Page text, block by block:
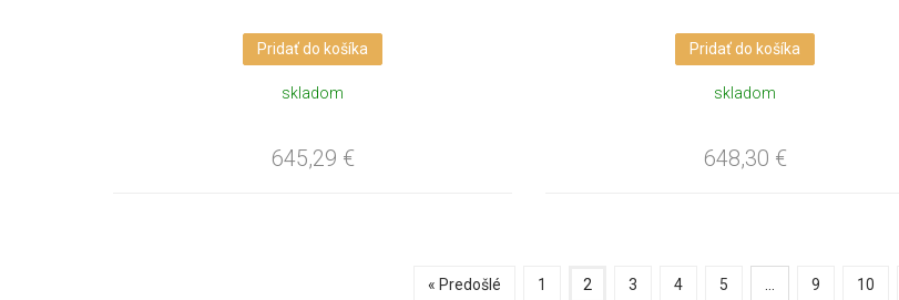
Pridať do košíka
skladom
645,29 €
Pridať do košíka
skladom
648,30 €
« Predošlé 1 2 3 4 5 9 10